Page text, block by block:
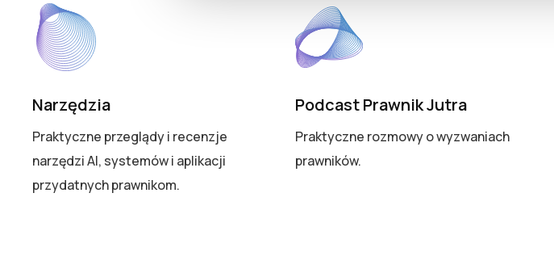
Narzędzia
Praktyczne przeglądy i recenzje
narzędzi AI, systemów i aplikacji
przydatnych prawnikom.
Podcast Prawnik Jutra
Praktyczne rozmowy o wyzwaniach
prawników.